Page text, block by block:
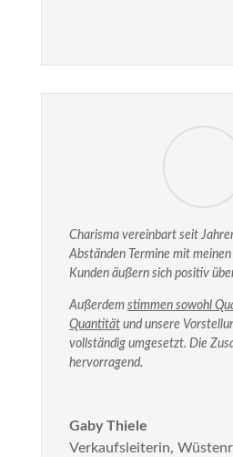
Charisma vereinbart seit
Abständen Termine mit
Kunden äußern sich positiv
Außerdem stimmen sowohl
Quantitätund unsere
vollständig umgesetzt. Die
hervorragend.
Gaby Thiele
Verkaufsleiterin,